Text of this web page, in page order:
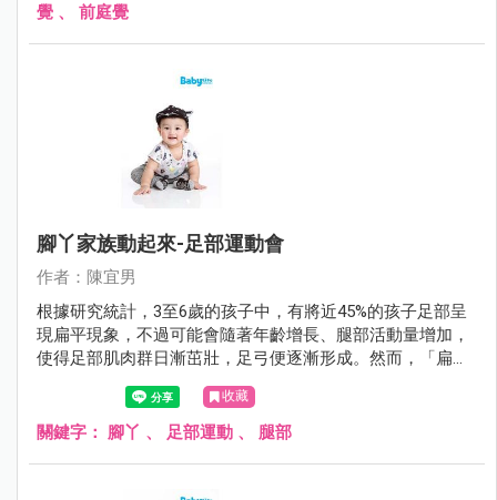
覺 、 前庭覺
腳丫家族動起來-足部運動會
作者：陳宜男
根據研究統計，3至6歲的孩子中，有將近45%的孩子足部呈
現扁平現象，不過可能會隨著年齡增長、腿部活動量增加，
使得足部肌肉群日漸茁壯，足弓便逐漸形成。然而，「扁平
足」還是會伴隨著將進15%～20%的孩子至成年。扁平足對
於孩子的影響可能包括：體能與運動表現較差、走路時足部
不適或疼痛感，嚴重將可能影響到膝蓋、骨盆甚至是脊椎的
收藏
關鍵字： 腳丫 、 足部運動 、 腿部